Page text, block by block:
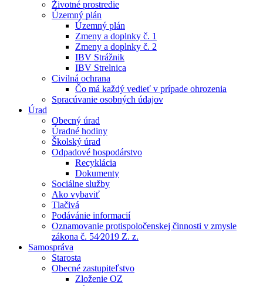
Životné prostredie
Územný plán
Územný plán
Zmeny a doplnky č. 1
Zmeny a doplnky č. 2
IBV Strážnik
IBV Strelnica
Civilná ochrana
Čo má každý vedieť v prípade ohrozenia
Spracúvanie osobných údajov
Úrad
Obecný úrad
Úradné hodiny
Školský úrad
Odpadové hospodárstvo
Recyklácia
Dokumenty
Sociálne služby
Ako vybaviť
Tlačivá
Podávánie informacií
Oznamovanie protispoločenskej činnosti v zmysle
zákona č. 54⁄2019 Z. z.
Samospráva
Starosta
Obecné zastupiteľstvo
Zloženie OZ